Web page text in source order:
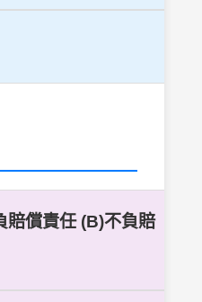
賠償責任 (B)不負賠